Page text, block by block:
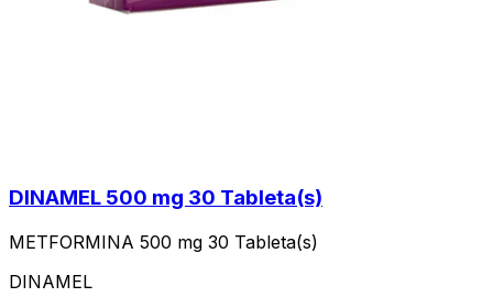
DINAMEL 500 mg 30 Tableta(s)
METFORMINA 500 mg 30 Tableta(s)
DINAMEL